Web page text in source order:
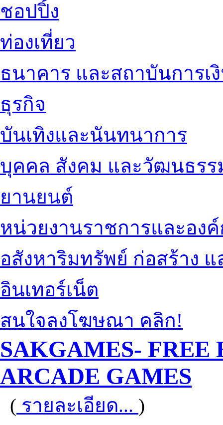
ชอปปิ้ง
ท่องเที่ยว
ธนาคาร และสถาบันการเ
ธุรกิจ
บันเทิงและนันทนาการ
บุคคล สังคม และวัฒนธรร
ยานยนต์
หน่วยงานราชการและอง
อสังหาริมทรัพย์ ก่อสร้าง
อินเทอร์เน็ต
สนใจลงโฆษณา คลิก!
SAKGAMES-
ARCADE GAMES
( รายละเอียด... )